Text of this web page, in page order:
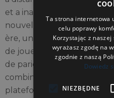
et a inauguré une
nouvelle vague, un
ère, un nouveau segment,
de joueurs, d’utilisateurs,
de parieurs et de clients.
combinent la réaction
plateforme conforme
Ta strona internetowa
celu poprawy
Korzystając z
wyrażasz zgodę na
zgodnie z naszą
Dowiedz
NIEZBĘDNE